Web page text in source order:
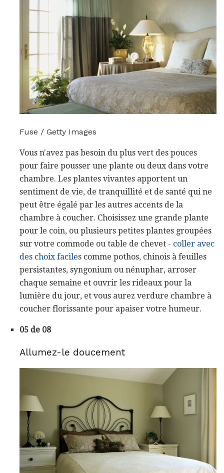
Fuse / Getty Images
Vous n'avez pas besoin du plus vert des pouces
pour faire pousser une plante ou deux dans votre
chambre. Les plantes vivantes apportent un
sentiment de vie, de tranquillité et de santé qui ne
peut être égalé par les autres accents de la
chambre à coucher. Choisissez une grande plante
pour le coin, ou plusieurs petites plantes groupées
sur votre commode ou table de chevet - coller avec
des choix faciles comme pothos, chinois à feuilles
persistantes, syngonium ou nénuphar, arroser
chaque semaine et ouvrir les rideaux pour la
lumière du jour, et vous aurez verdure chambre à
coucher florissante pour apaiser votre humeur.
05 de 08
Allumez-le doucement